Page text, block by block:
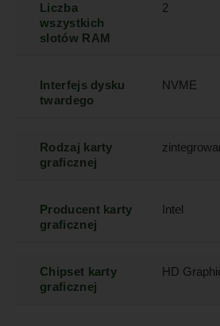
Liczba
wszystkich
slotów RAM
2
Interfejs dysku
twardego
NVME
Rodzaj karty
graficznej
Producent karty
graficznej
Intel
Chipset karty
graficznej
HD